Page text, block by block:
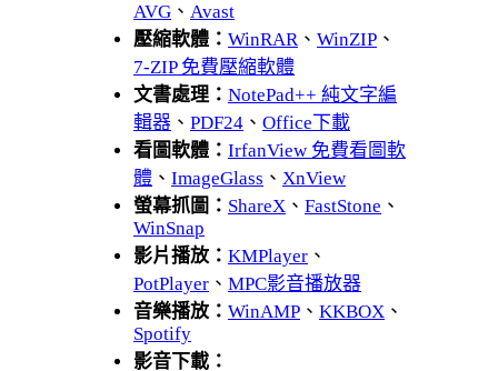
AVG 、 Avast
壓縮軟體： WinRAR、 WinZIP 、
7-ZIP 免費壓縮軟體
文書處理： NotePad++ 純文字編
輯器 、 PDF24 、 Office下載
看圖軟體： IrfanView 免費看圖軟
體 、 ImageGlass 、 XnView
螢幕抓圖： ShareX 、 FastStone 、
WinSnap
影片播放： KMPlayer 、
PotPlayer 、 MPC影音播放器
音樂播放： WinAMP 、 KKBOX 、
Spotify
影音下載：